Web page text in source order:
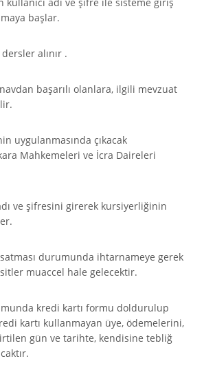
başlar.
alınır .
başarılı olanlara, ilgili mevzuat
uygulanmasında çıkacak
Mahkemeleri ve İcra Daireleri
ve şifresini girerek kursiyerliğinin
durumunda ihtarnameye gerek
muaccel hale gelecektir.
kredi kartı formu doldurulup
kartı kullanmayan üye, ödemelerini,
gün ve tarihte, kendisine tebliğ